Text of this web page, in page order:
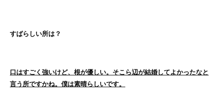
すばらしい所は？
口はすごく強いけど、根が優しい。そこら辺が結婚してよかったなと
言う所ですかね。僕は素晴らしいです。